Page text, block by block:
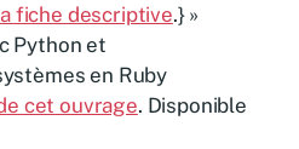
fiche descriptive.} »
Python et
en Ruby
cet ouvrage. Disponible